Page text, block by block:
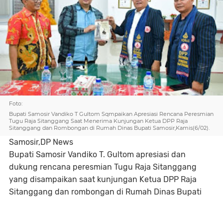
Foto:
Bupati Samosir Vandiko T Gultom Sqmpaikan Apresiasi Rencana Peresmian
Tugu Raja Sitanggang Saat Menerima Kunjungan Ketua DPP Raja
Sitanggang dan Rombongan di Rumah Dinas Bupati Samosir,Kamis(6/02).
Samosir,DP News
Bupati Samosir Vandiko T. Gultom apresiasi dan
dukung rencana peresmian Tugu Raja Sitanggang
yang disampaikan saat kunjungan Ketua DPP Raja
Sitanggang dan rombongan di Rumah Dinas Bupati